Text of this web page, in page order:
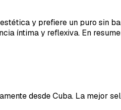
y prefiere un puro sin
íntima y reflexiva. En
desde Cuba. La mejor